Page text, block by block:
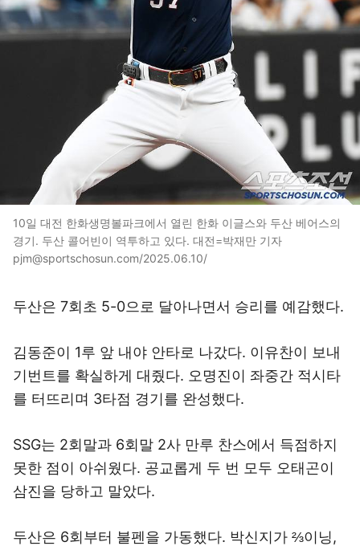
10일 대전 한화생명볼파크에서 열린 한화 이글스와 두산 베어스의
경기. 두산 콜어빈이 역투하고 있다. 대전=박재만 기자
pjm@sportschosun.com/2025.06.10/
두산은 7회초 5-0으로 달아나면서 승리를 예감했다.
김동준이 1루 앞 내야 안타로 나갔다. 이유찬이 보내
기번트를 확실하게 대줬다. 오명진이 좌중간 적시타
를 터뜨리며 3타점 경기를 완성했다.
SSG는 2회말과 6회말 2사 만루 찬스에서 득점하지
못한 점이 아쉬웠다. 공교롭게 두 번 모두 오태곤이
삼진을 당하고 말았다.
두산은 6회부터 불펜을 가동했다. 박신지가 ⅔이닝,